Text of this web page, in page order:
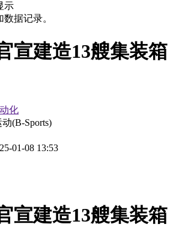
示
据记录。
宣建造13艘集装箱
化
(B-Sports)
01-08 13:53
宣建造13艘集装箱